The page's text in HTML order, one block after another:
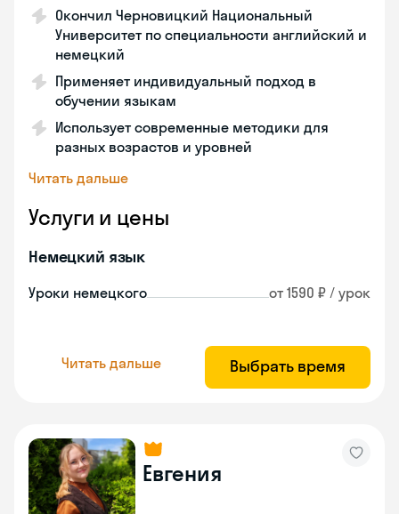
Окончил Черновицкий Национальный
Университет по специальности английский и
немецкий
Применяет индивидуальный подход в
обучении языкам
Использует современные методики для
разных возрастов и уровней
Читать дальше
Услуги и цены
Немецкий язык
Уроки немецкого от 1590 ₽ / урок
Читать дальше Выбрать время
Евгения